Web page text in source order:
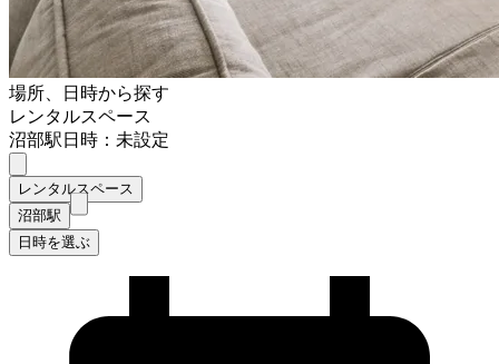
場所、日時から探す
レンタルスペース
沼部駅日時：未設定
レンタルスペース
沼部駅
日時を選ぶ